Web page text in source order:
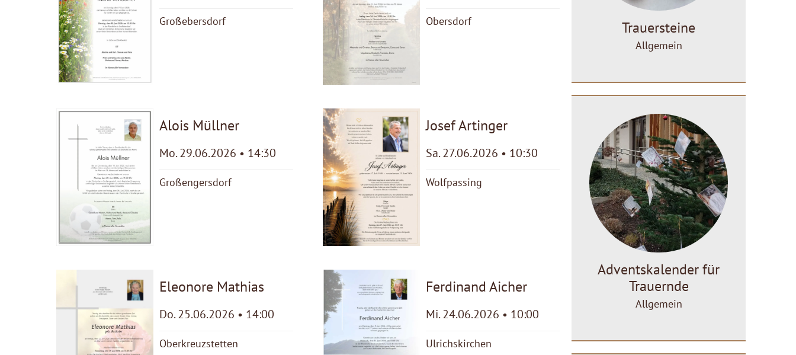
Großebersdorf Obersdorf
Alois Müllner
Mo. 29.06.2026 • 14:30
Großengersdorf
Josef Artinger
Sa. 27.06.2026 • 10:30
Wolfpassing
Eleonore Mathias
Do. 25.06.2026 • 14:00
Oberkreuzstetten
Ferdinand Aicher
Mi. 24.06.2026 • 10:00
Ulrichskirchen
Trauersteine
Allgemein
Adventskalender für
Trauernde
Allgemein